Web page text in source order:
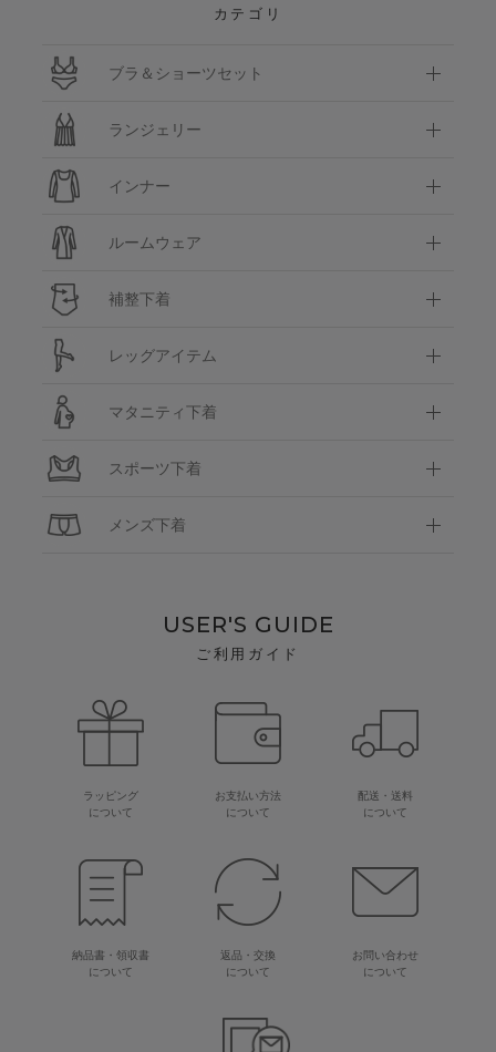
カテゴリ
ブラ＆ショーツセット
ランジェリー
インナー
ルームウェア
補整下着
レッグアイテム
マタニティ下着
スポーツ下着
メンズ下着
USER'S GUIDE
ご利用ガイド
ラッピング
について
お支払い方法
について
配送・送料
について
納品書・領収書
について
返品・交換
について
お問い合わせ
について